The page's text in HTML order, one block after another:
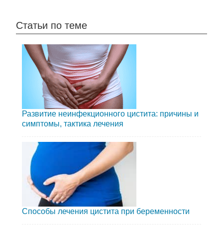
Статьи по теме
Развитие неинфекционного цистита: причины и
симптомы, тактика лечения
Способы лечения цистита при беременности